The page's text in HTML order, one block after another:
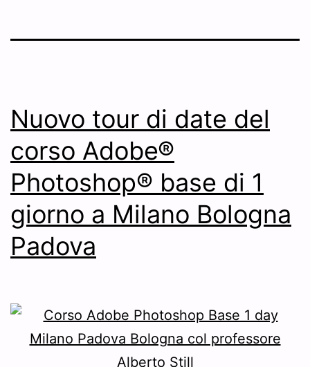
Nuovo tour di date del
corso Adobe®
Photoshop® base di 1
giorno a Milano Bologna
Padova